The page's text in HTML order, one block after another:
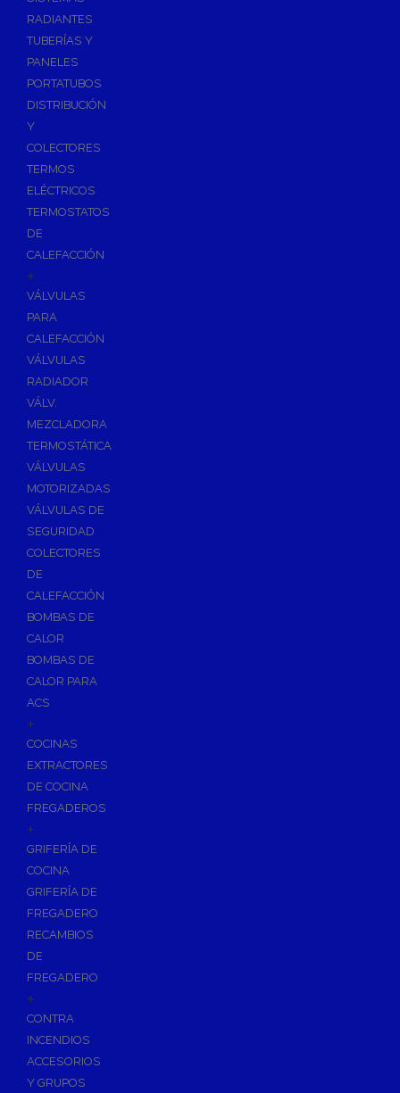
Ósmosis con Depósito
Recambios de Ósmosis
Grifería de Ósmosis
Regulación y Dosificación de Agua
RADIANTES
TUBERÍAS Y
PANELES
PORTATUBOS
DISTRIBUCIÓN
Y
COLECTORES
TERMOS
ELÉCTRICOS
TERMOSTATOS
DE
CALEFACCIÓN
+
VÁLVULAS
PARA
CALEFACCIÓN
VÁLVULAS
RADIADOR
VÁLV.
MEZCLADORA
TERMOSTÁTICA
VÁLVULAS
MOTORIZADAS
VÁLVULAS DE
SEGURIDAD
COLECTORES
DE
CALEFACCIÓN
BOMBAS DE
CALOR
BOMBAS DE
CALOR PARA
ACS
+
COCINAS
EXTRACTORES
DE COCINA
FREGADEROS
+
GRIFERÍA DE
COCINA
GRIFERÍA DE
FREGADERO
RECAMBIOS
DE
FREGADERO
+
CONTRA
INCENDIOS
ACCESORIOS
Y GRUPOS